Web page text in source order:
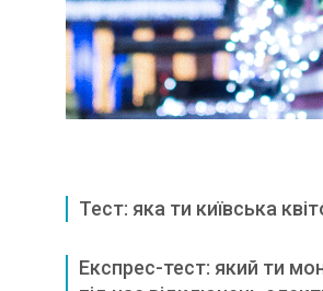
Тест: яка ти київська
Експрес-тест: який ти